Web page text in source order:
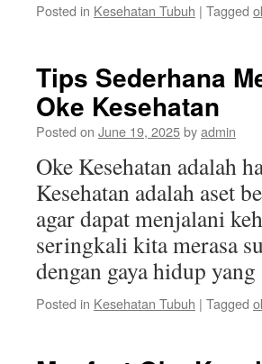
Posted in Kesehatan Tubuh | Tagged
Tips Sederhana
Oke Kesehatan
Posted on June 19, 2025byadmin
Oke Kesehatan adalah
Kesehatan adalah aset
agar dapat menjalani
seringkali kita merasa
dengan gaya hidup
Posted in Kesehatan Tubuh | Tagged